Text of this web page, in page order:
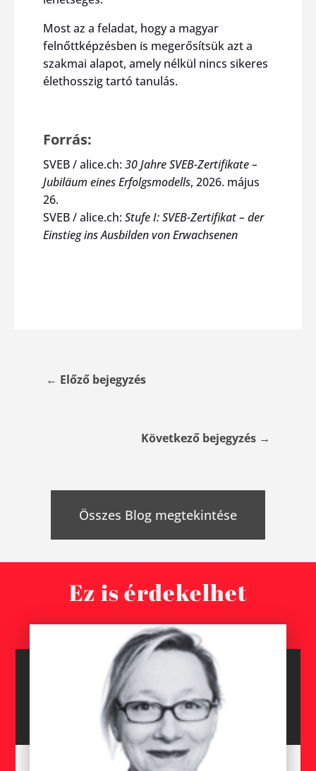
Most az a feladat, hogy a magyar
felnőttképzésben is megerősítsük azt a
szakmai alapot, amely nélkül nincs sikeres
élethosszig tartó tanulás.
Forrás:
SVEB / alice.ch: 30 Jahre SVEB-Zertifikate –
Jubiläum eines Erfolgsmodells, 2026. május
26.
SVEB / alice.ch: Stufe I: SVEB-Zertifikat – der
Einstieg ins Ausbilden von Erwachsenen
← Előző bejegyzés
Következő bejegyzés →
Összes Blog megtekintése
Ez is érdekelhet